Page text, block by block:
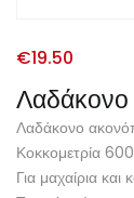
€19.50
Λαδάκονο
Κοκκομετρία
Για μαχαίρια και